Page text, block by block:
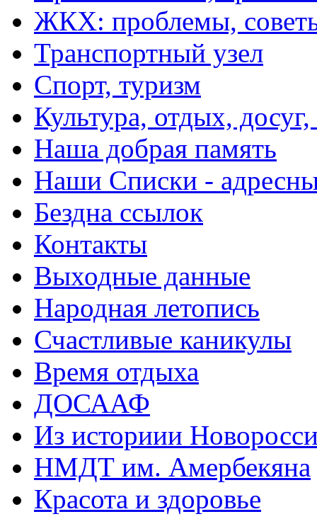
ЖКХ: проблемы,
Транспортный узел
Спорт, туризм
Культура, отдых,
Наша добрая память
Наши Списки -
Бездна ссылок
Контакты
Выходные данные
Народная летопись
Счастливые каникулы
Время отдыха
ДОСААФ
Из историии
НМДТ им. Амербекяна
Красота и здоровье